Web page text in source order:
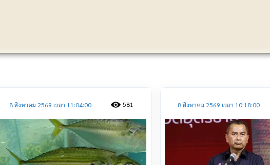
ประชาสัมพันธ์
8 สิงหาคม 2569 เวลา 11:04:00 581 8 สิงหาคม 2569 เวลา 10:18:00